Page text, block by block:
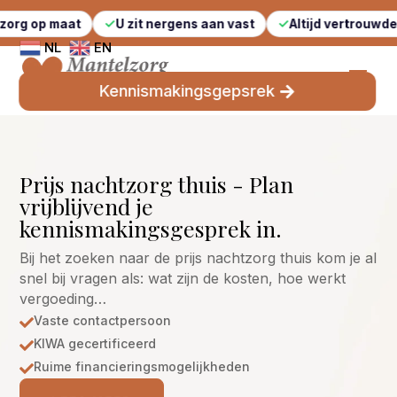
U zit nergens aan vast Altijd vertrouwde gezichten
NL EN
Kennismakingsgepsrek
Prijs nachtzorg thuis - Plan
vrijblijvend je
kennismakingsgesprek in.
Bij het zoeken naar de prijs nachtzorg thuis kom je al
snel bij vragen als: wat zijn de kosten, hoe werkt
vergoeding…
Vaste contactpersoon
KIWA gecertificeerd
Ruime financieringsmogelijkheden